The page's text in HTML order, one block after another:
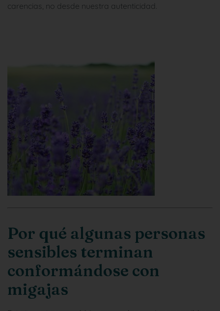
carencias, no desde nuestra autenticidad.
Por qué algunas personas
sensibles terminan
conformándose con
migajas